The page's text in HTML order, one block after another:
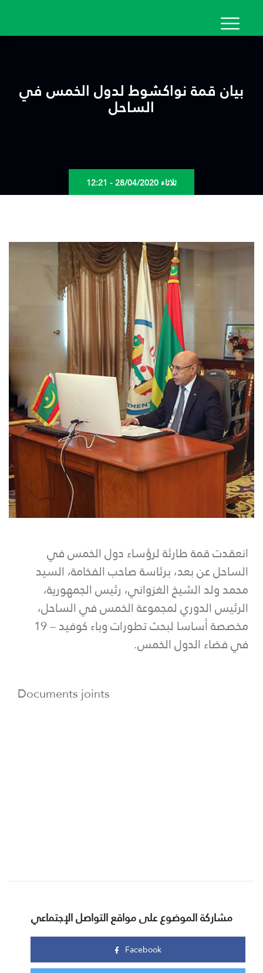
المحتوى
بيان قمة نواكشوط لدول الخمس في
الساحل
ثلاثاء 28/04/2020 - 12:21
انعقدت قمة طارئة لرؤساء دول الخمس في
الساحل عن بعد، برئاسة صاحب الفخامة، السيد
محمد ولد الشيخ الغزواني، رئيس الجمهورية،
الرئيس الدوري لمجموعة الخمس في الساحل،
مخصصة أساسا لبحث تطورات وباء كوفيد – 19
في فضاء الدول الخمس.
Documents joints
مشاركة الموضوع على مواقع التواصل الإجتماعي
Facebook